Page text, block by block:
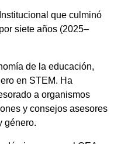
que culminó
siete años (2025–
de la educación,
en STEM. Ha
a organismos
y consejos asesores
género.